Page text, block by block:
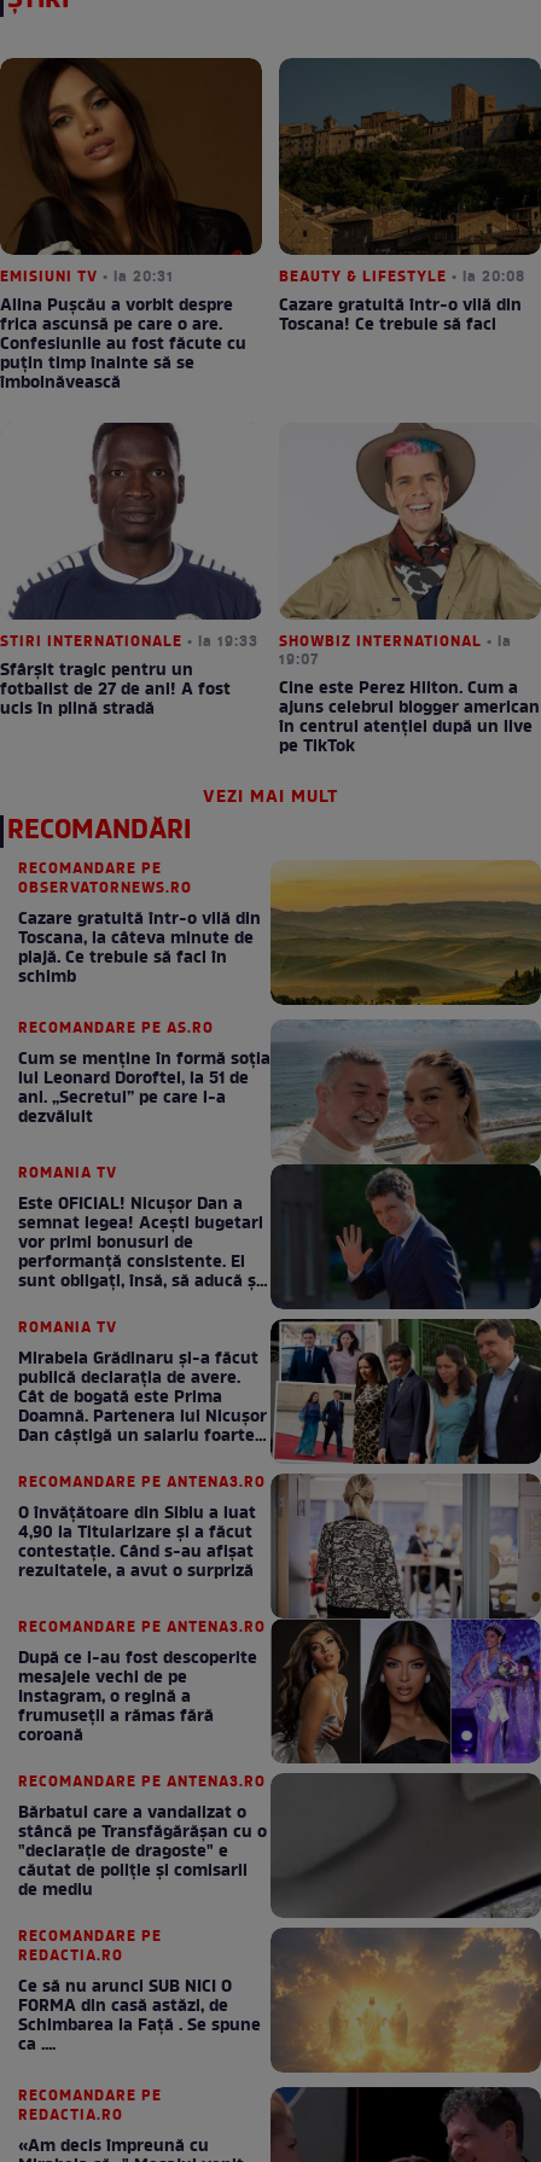
EMISIUNI TV • la 20:31
Alina Pușcău a vorbit despre
frica ascunsă pe care o are.
Confesiunile au fost făcute cu
puțin timp înainte să se
îmbolnăvească
BEAUTY & LIFESTYLE • la 20:08
Cazare gratuită într-o vilă din
Toscana! Ce trebuie să faci
STIRI INTERNATIONALE • la 19:33
Sfârșit tragic pentru un
fotbalist de 27 de ani! A fost
ucis în plină stradă
SHOWBIZ INTERNATIONAL • la
19:07
Cine este Perez Hilton. Cum a
ajuns celebrul blogger american
în centrul atenției după un live
pe TikTok
VEZI MAI MULT
RECOMANDĂRI
RECOMANDARE PE
OBSERVATORNEWS.RO
Cazare gratuită într-o vilă din
Toscana, la câteva minute de
plajă. Ce trebuie să faci în
schimb
RECOMANDARE PE AS.RO
Cum se menţine în formă soţia
lui Leonard Doroftei, la 51 de
ani. „Secretul” pe care l-a
dezvăluit
ROMANIA TV
Este OFICIAL! Nicușor Dan a
semnat legea! Acești bugetari
vor primi bonusuri de
performanță consistente. Ei
sunt obligați, însă, să aducă și
ROMANIA TV
Mirabela Grădinaru și-a făcut
publică declarația de avere.
Cât de bogată este Prima
Doamnă. Partenera lui Nicușor
Dan câștigă un salariu foarte
RECOMANDARE PE ANTENA3.RO
O învățătoare din Sibiu a luat
4,90 la Titularizare și a făcut
contestație. Când s-au afișat
rezultatele, a avut o surpriză
RECOMANDARE PE ANTENA3.RO
După ce i-au fost descoperite
mesajele vechi de pe
Instagram, o regină a
frumuseții a rămas fără
coroană
RECOMANDARE PE ANTENA3.RO
Bărbatul care a vandalizat o
stâncă pe Transfăgărășan cu o
"declaraţie de dragoste" e
căutat de poliție și comisarii
de mediu
RECOMANDARE PE
REDACTIA.RO
Ce să nu arunci SUB NICI O
FORMA din casă astăzi, de
Schimbarea la Față . Se spune
ca ....
RECOMANDARE PE
REDACTIA.RO
«Am decis împreună cu